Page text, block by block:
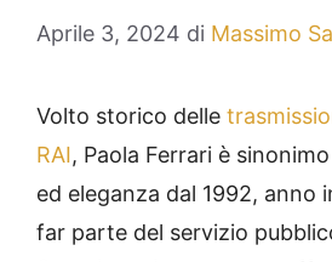
Aprile 3, 2024 di Massimo
Volto storico delle
RAI, Paola Ferrari è
ed eleganza dal 1992, anno
far parte del servizio